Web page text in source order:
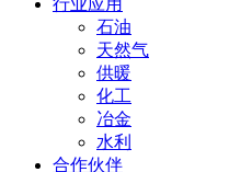
石油
天然气
供暖
化工
冶金
水利
合作伙伴